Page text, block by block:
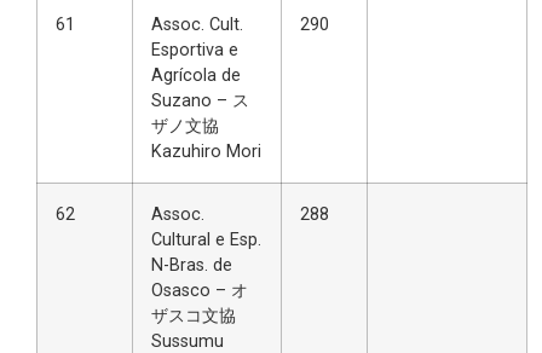
61
Assoc. Cult.
Esportiva e
Agrícola de
Suzano – ス
ザノ文協
Kazuhiro Mori
290
62
Assoc.
Cultural e Esp.
N-Bras. de
Osasco – オ
ザスコ文協
Sussumu
288